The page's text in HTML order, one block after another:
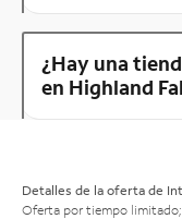
¿Hay una
en Highland
Detalles de la oferta de
Oferta por tiempo limitado;